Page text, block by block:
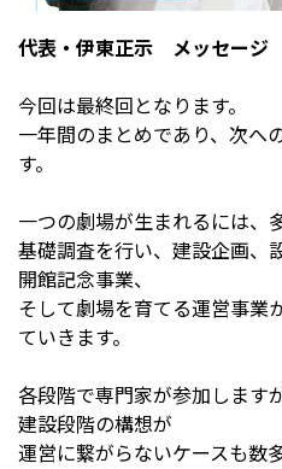
代表・伊東正示 メッセージ
今回は最終回となります。
一年間のまとめであり、次へ
す。
一つの劇場が生まれるには、
基礎調査を行い、建設企画、
開館記念事業、
そして劇場を育てる運営事業
ていきます。
各段階で専門家が参加します
建設段階の構想が
運営に繋がらないケースも数